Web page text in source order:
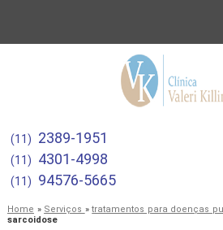
(11) 2389-1951
(11) 4301-4998
(11) 94576-5665
Home » Serviços »tratamentos para doenças
sarcoidose